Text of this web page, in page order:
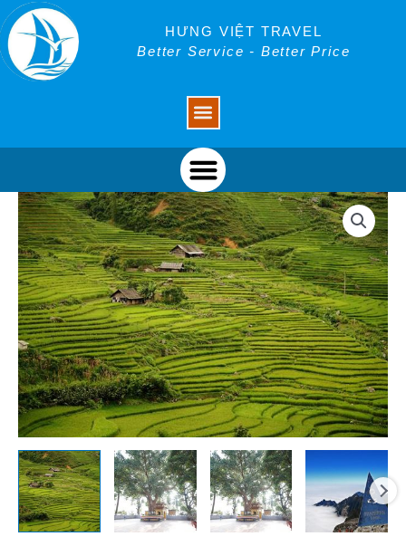
Skip
to
content
HƯNG VIỆT TRAVEL
Better Service - Better Price
Menu